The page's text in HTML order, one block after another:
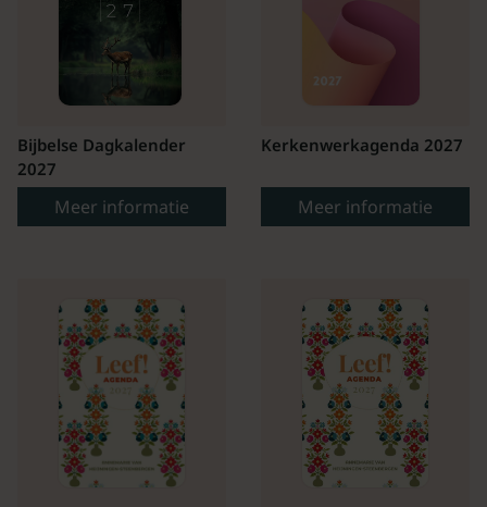
Bijbelse Dagkalender
2027
Meer informatie
Kerkenwerkagenda 2027
Meer informatie